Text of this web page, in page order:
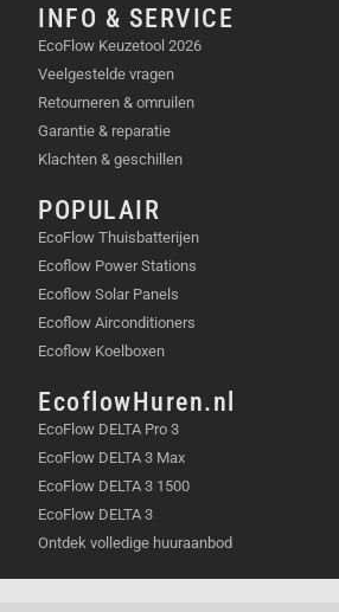
INFO & SERVICE
EcoFlow Keuzetool 2026
Veelgestelde vragen
Retourneren & omruilen
Garantie & reparatie
Klachten & geschillen
POPULAIR
EcoFlow Thuisbatterijen
Ecoflow Power Stations
Ecoflow Solar Panels
Ecoflow Airconditioners
Ecoflow Koelboxen
EcoflowHuren.nl
EcoFlow DELTA Pro 3
EcoFlow DELTA 3 Max
EcoFlow DELTA 3 1500
EcoFlow DELTA 3
Ontdek volledige huuraanbod